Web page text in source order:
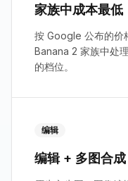
家族中成本最低
按 Google 公布的价
Banana 2 家族中处
的档位。
编辑
编辑 + 多图合成